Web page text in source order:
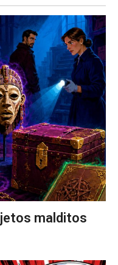
malditos